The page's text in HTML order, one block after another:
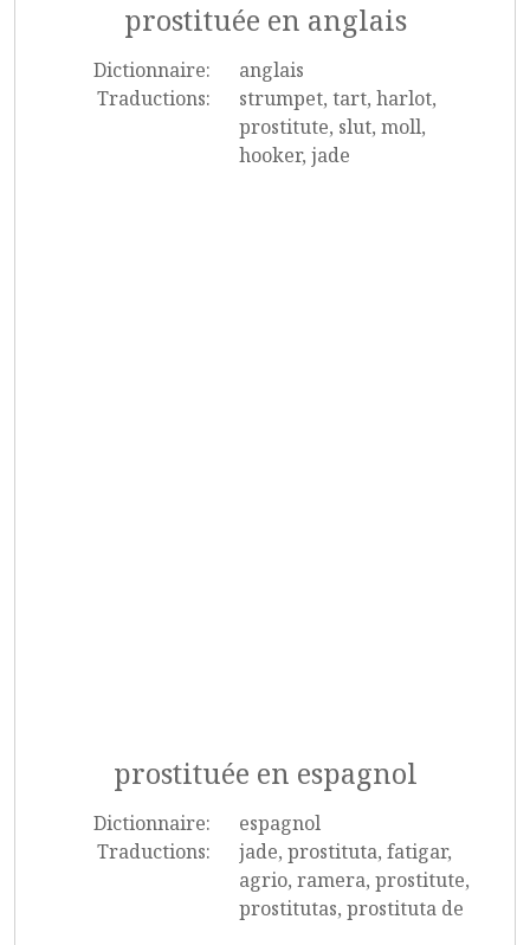
prostituée en anglais
Dictionnaire:
anglais
Traductions:
strumpet, tart, harlot,
prostitute, slut, moll,
hooker, jade
prostituée en espagnol
Dictionnaire:
espagnol
Traductions:
jade, prostituta, fatigar,
agrio, ramera, prostitute,
prostitutas, prostituta de